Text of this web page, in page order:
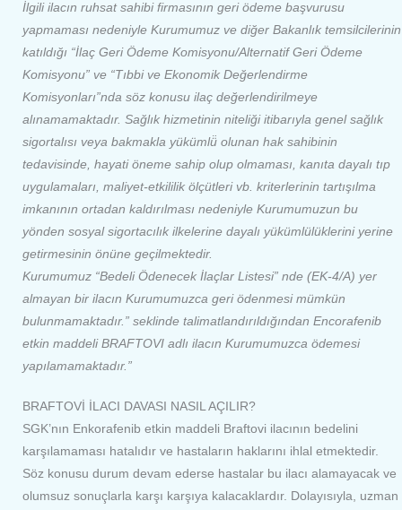
İlgili ilacın ruhsat sahibi firmasının geri ödeme başvurusu
yapmaması nedeniyle Kurumumuz ve diğer Bakanlık temsilcilerinin
katıldığı “İlaç Geri Ödeme Komisyonu/Alternatif Geri Ödeme
Komisyonu” ve “Tıbbi ve Ekonomik Değerlendirme
Komisyonları”nda söz konusu ilaç değerlendirilmeye
alınamamaktadır. Sağlık hizmetinin niteliği itibarıyla genel sağlık
sigortalısı veya bakmakla yükümlü̈ olunan hak sahibinin
tedavisinde, hayati öneme sahip olup olmaması, kanıta dayalı tıp
uygulamaları, maliyet-etkililik ölçütleri vb. kriterlerinin tartışılma
imkanının ortadan kaldırılması nedeniyle Kurumumuzun bu
yönden sosyal sigortacılık ilkelerine dayalı yükümlülüklerini yerine
getirmesinin önüne geçilmektedir.
Kurumumuz “Bedeli Ödenecek İlaçlar Listesi” nde (EK-4/A) yer
almayan bir ilacın Kurumumuzca geri ödenmesi mümkün
bulunmamaktadır.” seklinde talimatlandırıldığından Encorafenib
etkin maddeli BRAFTOVI adlı ilacın Kurumumuzca ödemesi
yapılamamaktadır. ”
BRAFTOVİ İLACI DAVASI NASIL AÇILIR?
SGK’nın Enkorafenib etkin maddeli Braftovi ilacının bedelini
karşılamaması hatalıdır ve hastaların haklarını ihlal etmektedir.
Söz konusu durum devam ederse hastalar bu ilacı alamayacak ve
olumsuz sonuçlarla karşı karşıya kalacaklardır. Dolayısıyla, uzman